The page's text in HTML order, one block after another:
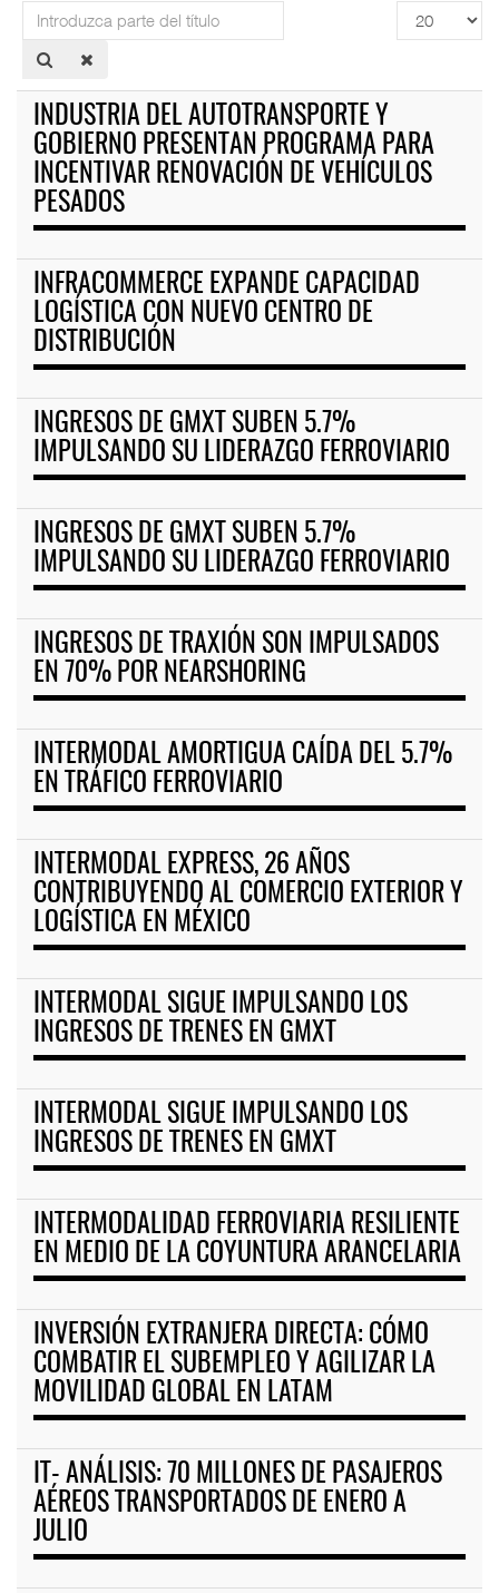
Introduzca
parte
del
Cantidad
a
INDUSTRIA DEL AUTOTRANSPORTE Y
GOBIERNO PRESENTAN PROGRAMA PARA
INCENTIVAR RENOVACIÓN DE VEHÍCULOS
PESADOS
INFRACOMMERCE EXPANDE CAPACIDAD
LOGÍSTICA CON NUEVO CENTRO DE
DISTRIBUCIÓN
INGRESOS DE GMXT SUBEN 5.7%
IMPULSANDO SU LIDERAZGO FERROVIARIO
INGRESOS DE GMXT SUBEN 5.7%
IMPULSANDO SU LIDERAZGO FERROVIARIO
INGRESOS DE TRAXIÓN SON IMPULSADOS
EN 70% POR NEARSHORING
INTERMODAL AMORTIGUA CAÍDA DEL 5.7%
EN TRÁFICO FERROVIARIO
INTERMODAL EXPRESS, 26 AÑOS
CONTRIBUYENDO AL COMERCIO EXTERIOR Y
LOGÍSTICA EN MÉXICO
INTERMODAL SIGUE IMPULSANDO LOS
INGRESOS DE TRENES EN GMXT
INTERMODAL SIGUE IMPULSANDO LOS
INGRESOS DE TRENES EN GMXT
INTERMODALIDAD FERROVIARIA RESILIENTE
EN MEDIO DE LA COYUNTURA ARANCELARIA
INVERSIÓN EXTRANJERA DIRECTA: CÓMO
COMBATIR EL SUBEMPLEO Y AGILIZAR LA
MOVILIDAD GLOBAL EN LATAM
IT- ANÁLISIS: 70 MILLONES DE PASAJEROS
AÉREOS TRANSPORTADOS DE ENERO A
JULIO